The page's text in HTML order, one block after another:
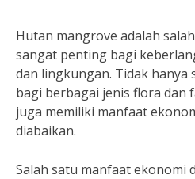
Hutan mangrove adalah
sangat penting bagi
dan lingkungan. Tidak hanya
bagi berbagai jenis flora dan
juga memiliki manfaat
diabaikan.
Salah satu manfaat ekonomi